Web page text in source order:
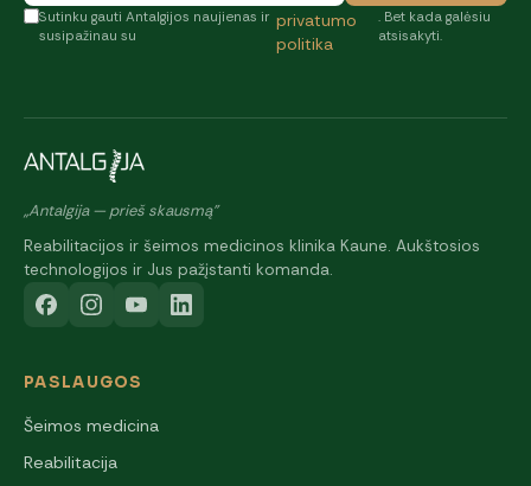
Sutinku gauti Antalgijos naujienas ir
susipažinau su
privatumo
politika
. Bet kada galėsiu
atsisakyti.
„Antalgija — prieš skausmą"
Reabilitacijos ir šeimos medicinos klinika Kaune. Aukštosios
technologijos ir Jus pažįstanti komanda.
PASLAUGOS
Šeimos medicina
Reabilitacija